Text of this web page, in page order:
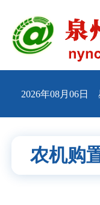
2026年08月06日
农机购